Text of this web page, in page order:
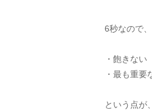
6秒なので、
・飽きない
・最も重
という点が